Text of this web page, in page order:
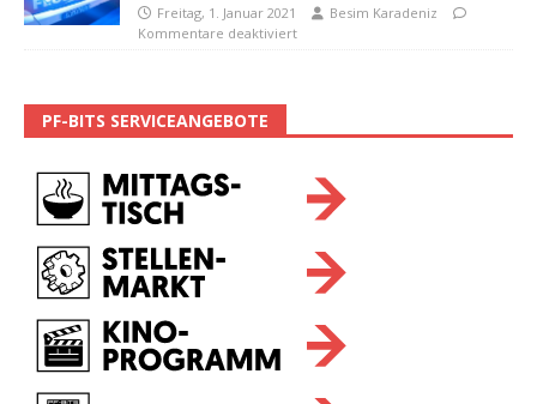
Freitag, 1. Januar 2021
Besim Karadeniz
Kommentare deaktiviert
PF-BITS SERVICEANGEBOTE